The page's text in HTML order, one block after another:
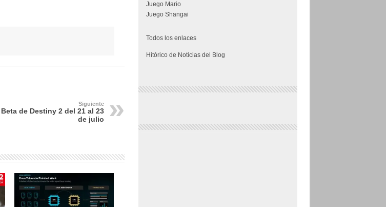
Siguiente
Beta de Destiny 2 del 21 al 23
de julio
Juego Mario
Juego Shangai
Todos los enlaces
Hitórico de Noticias del Blog